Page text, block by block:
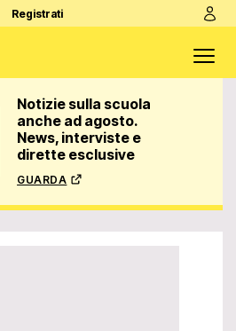
Registrati
Notizie sulla scuola
anche ad agosto.
News, interviste e
dirette esclusive
guarda